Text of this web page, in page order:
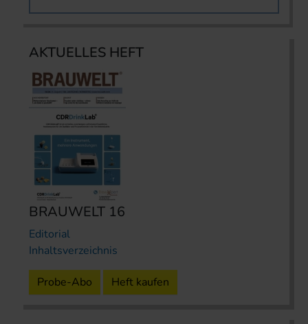
AKTUELLES HEFT
BRAUWELT 16
Editorial
Inhaltsverzeichnis
Probe-Abo Heft kaufen